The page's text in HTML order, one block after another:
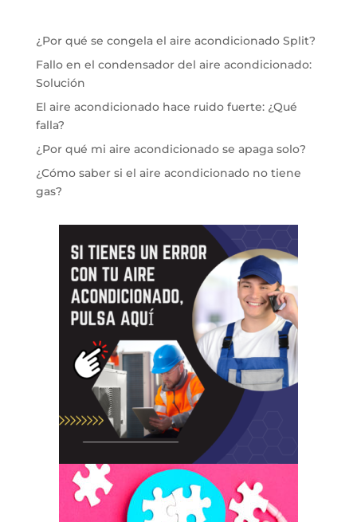
¿Por qué se congela el aire acondicionado Split?
Fallo en el condensador del aire acondicionado:
Solución
El aire acondicionado hace ruido fuerte: ¿Qué
falla?
¿Por qué mi aire acondicionado se apaga solo?
¿Cómo saber si el aire acondicionado no tiene
gas?